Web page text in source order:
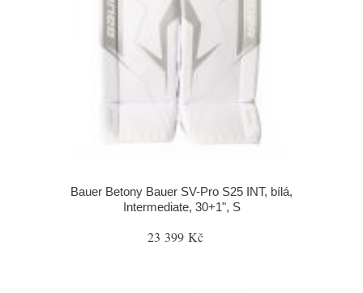
Bauer Betony Bauer SV-Pro S25 INT, bílá,
Intermediate, 30+1", S
23 399 Kč